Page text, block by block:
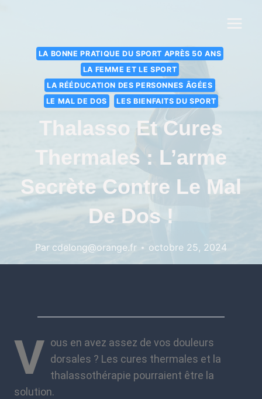
LA BONNE PRATIQUE DU SPORT APRÈS 50 ANS
LA FEMME ET LE SPORT
LA RÉÉDUCATION DES PERSONNES ÂGÉES
LE MAL DE DOS
LES BIENFAITS DU SPORT
Thalasso Et Cures
Thermales : L’arme
Secrète Contre Le Mal
De Dos !
Par cdelong@orange.fr octobre 25, 2024
V ous en avez assez de vos douleurs
dorsales ? Les cures thermales et la
thalassothérapie pourraient être la
solution.